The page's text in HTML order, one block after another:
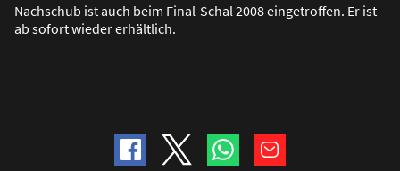
Nachschub ist auch beim Final-Schal 2008 eingetroffen. Er ist
ab sofort wieder erhältlich.